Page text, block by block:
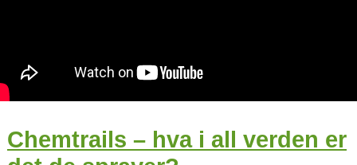
Chemtrails – hva i all verden er